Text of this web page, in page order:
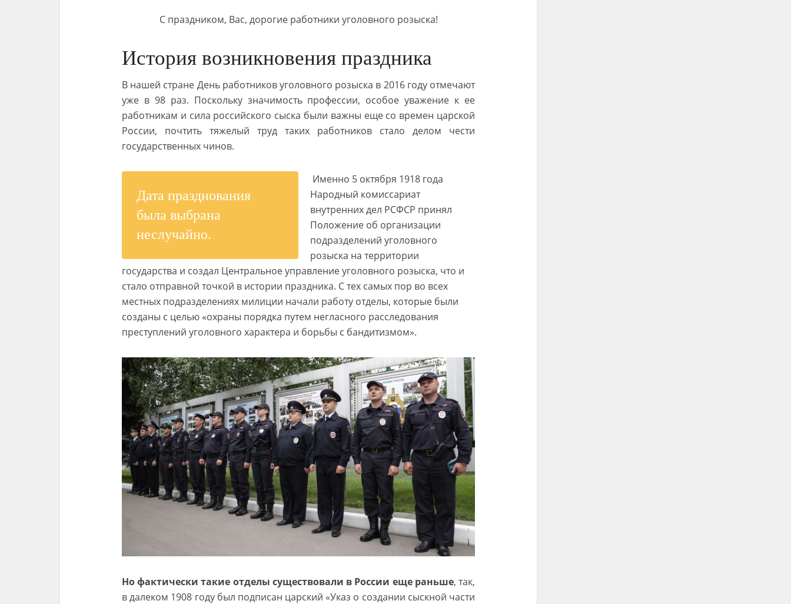
С праздником, Вас, дорогие работники уголовного розыска!
История возникновения праздника
В нашей стране День работников уголовного розыска в 2016 году отмечают
уже в 98 раз. Поскольку значимость профессии, особое уважение к ее
работникам и сила российского сыска были важны еще со времен царской
России, почтить тяжелый труд таких работников стало делом чести
государственных чинов.
Дата празднования
была выбрана
неслучайно.
Именно 5 октября 1918 года
Народный комиссариат
внутренних дел РСФСР принял
Положение об организации
подразделений уголовного
розыска на территории
государства и создал Центральное управление уголовного розыска, что и
стало отправной точкой в истории праздника. С тех самых пор во всех
местных подразделениях милиции начали работу отделы, которые были
созданы с целью «охраны порядка путем негласного расследования
преступлений уголовного характера и борьбы с бандитизмом».
Но фактически такие отделы существовали в России еще раньше, так,
в далеком 1908 году был подписан царский «Указ о создании сыскной части